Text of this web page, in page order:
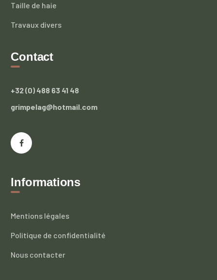
Taille de haie
Travaux divers
Contact
+32 (0) 488 63 41 48
grimpelag@hotmail.com
Informations
Mentions légales
Politique de confidentialité
Nous contacter